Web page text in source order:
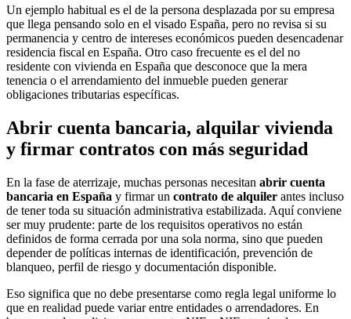
Un ejemplo habitual es el de la persona desplazada por su empresa
que llega pensando solo en el visado España, pero no revisa si su
permanencia y centro de intereses económicos pueden desencadenar
residencia fiscal en España. Otro caso frecuente es el del no
residente con vivienda en España que desconoce que la mera
tenencia o el arrendamiento del inmueble pueden generar
obligaciones tributarias específicas.
Abrir cuenta bancaria, alquilar vivienda
y firmar contratos con más seguridad
En la fase de aterrizaje, muchas personas necesitan abrir cuenta
bancaria en España y firmar un contrato de alquiler antes incluso
de tener toda su situación administrativa estabilizada. Aquí conviene
ser muy prudente: parte de los requisitos operativos no están
definidos de forma cerrada por una sola norma, sino que pueden
depender de políticas internas de identificación, prevención de
blanqueo, perfil de riesgo y documentación disponible.
Eso significa que no debe presentarse como regla legal uniforme lo
que en realidad puede variar entre entidades o arrendadores. En